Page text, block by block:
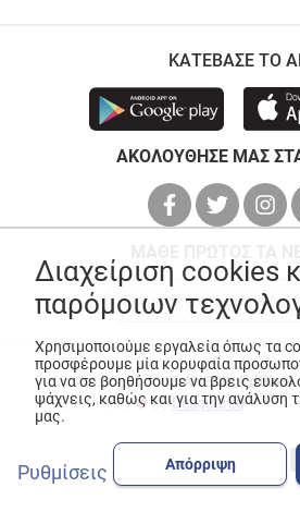
ΚΑΤΕΒΑΣΕ ΤΟ
ΑΚΟΛΟΥΘΗΣΕ ΜΑΣ
© Copyright 2026ANEDIK Kritikos.
Made with
byDesquared
Διαχείριση cookies
παρόμοιων
Χρησιμοποιούμε εργαλεία όπως τα
προσφέρουμε μία κορυφαία
για να σε βοηθήσουμε να βρεις
ψάχνεις, καθώς και για την ανάλυση
μας.
Ρυθμίσεις Απόρριψη